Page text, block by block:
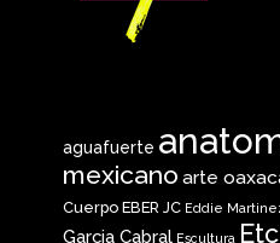
aguafuerte
mexicano arte
Cuerpo EBER JC Eddie
Garcia Cabral Escultura